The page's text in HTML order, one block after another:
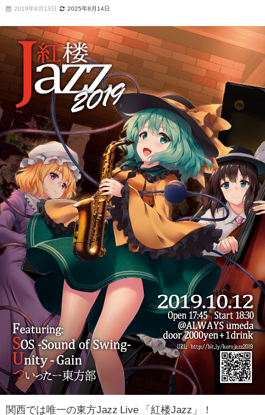
2019年8月13日 2025年8月14日
関西では唯一の東方Jazz Live 「紅楼Jazz」！